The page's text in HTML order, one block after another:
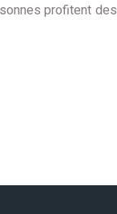
profitent des